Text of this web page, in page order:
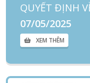
07/05/2025
XEM THÊM